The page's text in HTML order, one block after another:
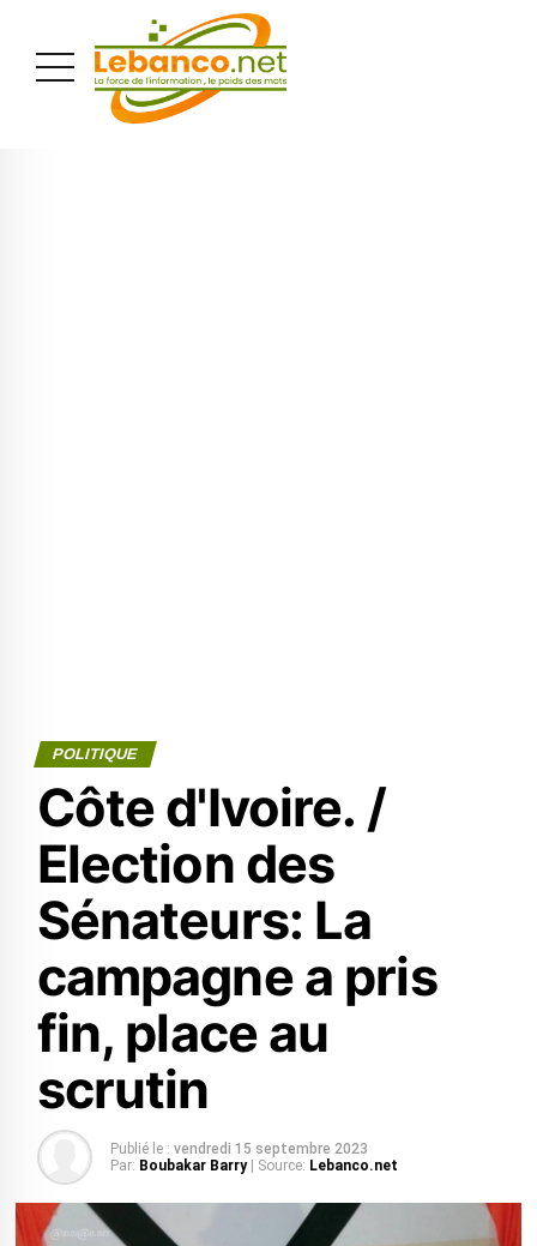
POLITIQUE
Côte d'Ivoire. /
Election des
Sénateurs: La
campagne a pris
fin, place au
scrutin
Publié le : vendredi 15 septembre 2023
Par: Boubakar Barry | Source: Lebanco.net